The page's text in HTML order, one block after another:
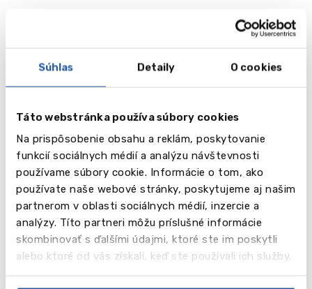
Súhlas Detaily O cookies
Táto webstránka používa súbory cookies
Na prispôsobenie obsahu a reklám, poskytovanie
funkcií sociálnych médií a analýzu návštevnosti
používame súbory cookie. Informácie o tom, ako
používate naše webové stránky, poskytujeme aj našim
partnerom v oblasti sociálnych médií, inzercie a
analýzy. Títo partneri môžu príslušné informácie
skombinovať s ďalšími údajmi, ktoré ste im poskytli
alebo ktoré od vás získali, keď ste používali ich služby.